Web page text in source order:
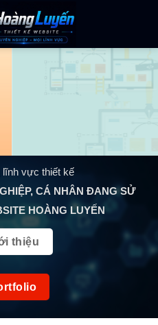
lĩnh vực thiết kế
CÁ NHÂN ĐANG SỬ
HOÀNG LUYẾN
thiệu